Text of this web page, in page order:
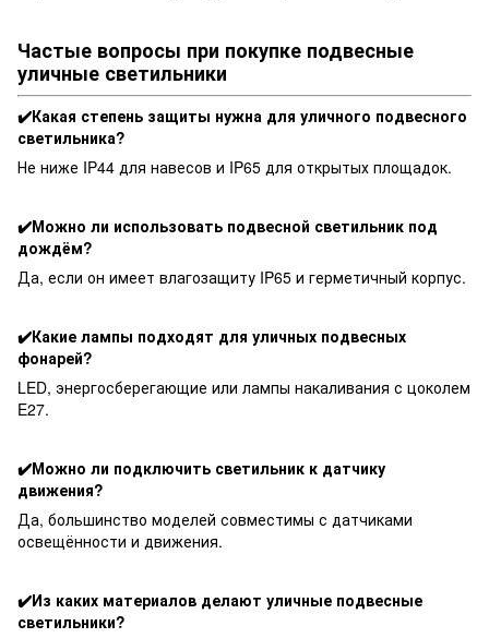
Частые вопросы при покупке подвесные
уличные светильники
✔️Какая степень защиты нужна для уличного подвесного
светильника?
Не ниже IP44 для навесов и IP65 для открытых площадок.
✔️Можно ли использовать подвесной светильник под
дождём?
Да, если он имеет влагозащиту IP65 и герметичный корпус.
✔️Какие лампы подходят для уличных подвесных
фонарей?
LED, энергосберегающие или лампы накаливания с цоколем
E27.
✔️Можно ли подключить светильник к датчику
движения?
Да, большинство моделей совместимы с датчиками
освещённости и движения.
✔️Из каких материалов делают уличные подвесные
светильники?